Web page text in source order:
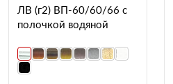
ЛВ (г2) ВП-60/60/66 с
полочкой водяной